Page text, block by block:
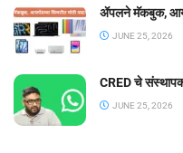
ॲपलने मॅकबुक,
JUNE 25, 2026
CRED चे
JUNE 25, 2026